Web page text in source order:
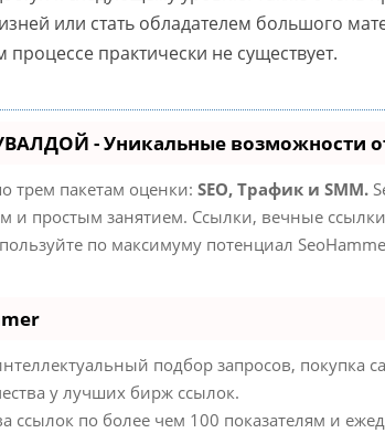
или стать обладателем большого
практически не существует.
- Уникальные возможности
трем пакетам оценки:SEO, Трафик и SMM.
и простым занятием. Ссылки, вечные
по максимуму потенциал
подбор запросов, покупка
у лучших бирж ссылок.
ссылок по более чем 100 показателям и